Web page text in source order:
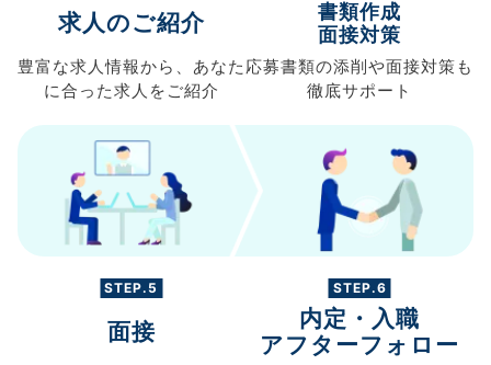
求人のご紹介
豊富な求人情報から、 あなた
に合った求人を ご紹介
書類作成
面接対策
応募書類の添削や面接対策も
徹底サポート
STEP.5
面接
STEP.6
内定・入職
アフターフォロー